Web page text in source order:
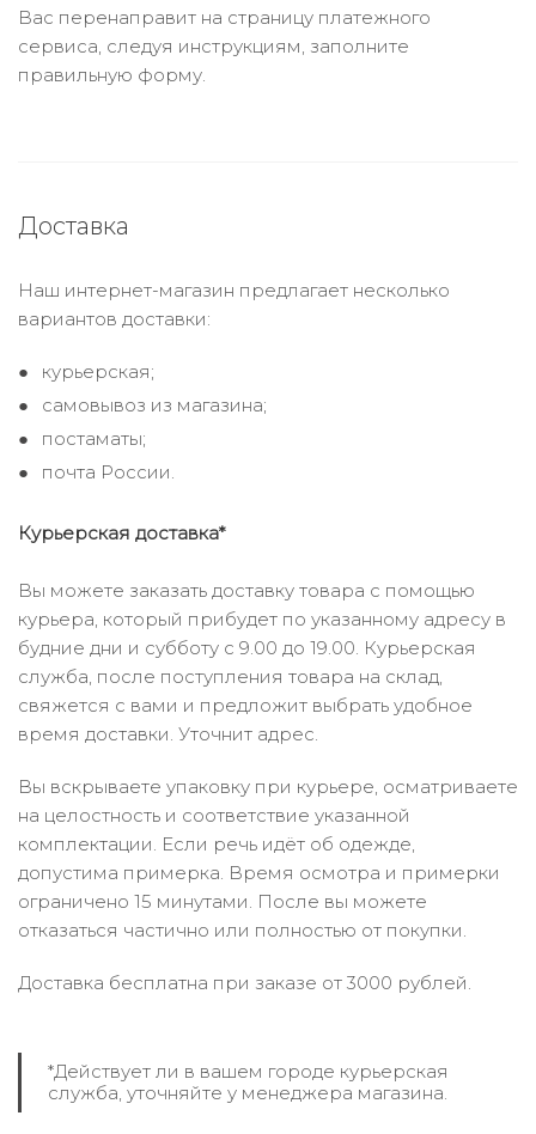
Вас перенаправит на страницу платежного
сервиса, следуя инструкциям, заполните
правильную форму.
Доставка
Наш интернет-магазин предлагает несколько
вариантов доставки:
курьерская;
самовывоз из магазина;
постаматы;
почта России.
Курьерская доставка*
Вы можете заказать доставку товара с помощью
курьера, который прибудет по указанному адресу в
будние дни и субботу с 9.00 до 19.00. Курьерская
служба, после поступления товара на склад,
свяжется с вами и предложит выбрать удобное
время доставки. Уточнит адрес.
Вы вскрываете упаковку при курьере, осматриваете
на целостность и соответствие указанной
комплектации. Если речь идёт об одежде,
допустима примерка. Время осмотра и примерки
ограничено 15 минутами. После вы можете
отказаться частично или полностью от покупки.
Доставка бесплатна при заказе от 3000 рублей.
*Действует ли в вашем городе курьерская
служба, уточняйте у менеджера магазина.